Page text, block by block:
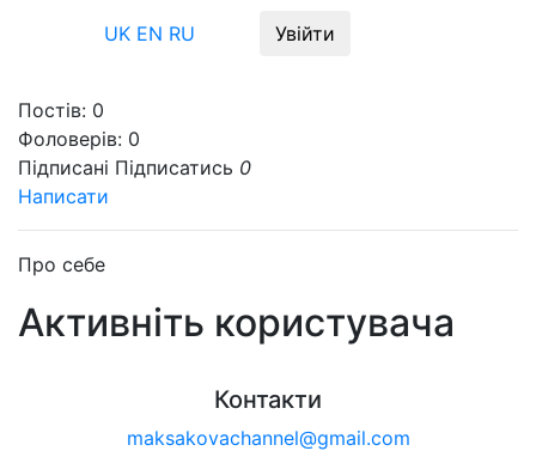
UK EN RU Увійти
Постів: 0
Фоловерів: 0
Підписані Підписатись 0
Написати
Про себе
Активніть користувача
Контакти
maksakovachannel@gmail.com